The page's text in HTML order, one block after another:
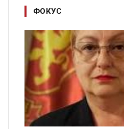
ФОКУС